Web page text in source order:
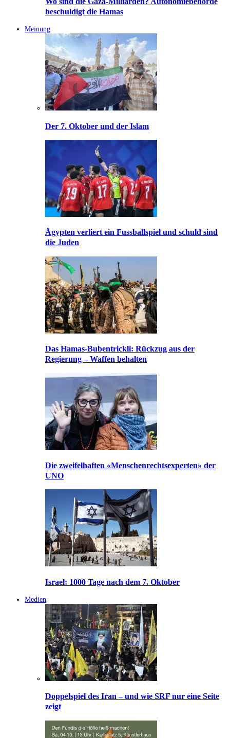
beschuldigt die Hamas
Meinung
Der 7. Oktober und der Islam
Ägypten verliert ein Fussballspiel und schuld sind
die Juden
Das Hamas-Bubentrickli: Rückzug aus der
Regierung – Waffen behalten
Die zweifelhaften «Menschenrechtsexperten» der
UNO
Israel: 1000 Tage nach dem 7. Oktober
Medien
Doppelspiel des Iran – und wie SRF nur eine Seite
zeigt